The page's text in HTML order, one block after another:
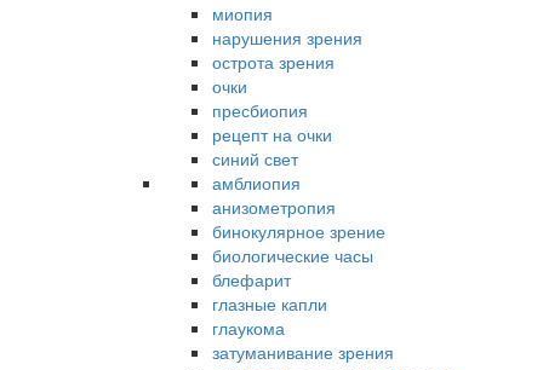
миопия
нарушения зрения
острота зрения
очки
пресбиопия
рецепт на очки
синий свет
амблиопия
анизометропия
бинокулярное зрение
биологические часы
блефарит
глазные капли
глаукома
затуманивание зрения